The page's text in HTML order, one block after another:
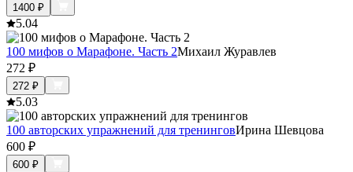
1400 ₽
5.04
100 мифов о Марафоне. Часть 2Михаил Журавлев
272 ₽
272 ₽
5.03
100 авторских упражнений для тренинговИрина Шевцова
600 ₽
600 ₽